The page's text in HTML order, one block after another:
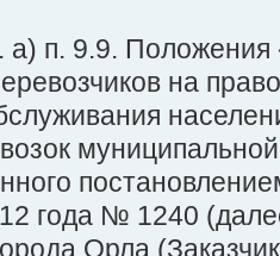
а) п. 9.9.
на
года № 1240
Орла